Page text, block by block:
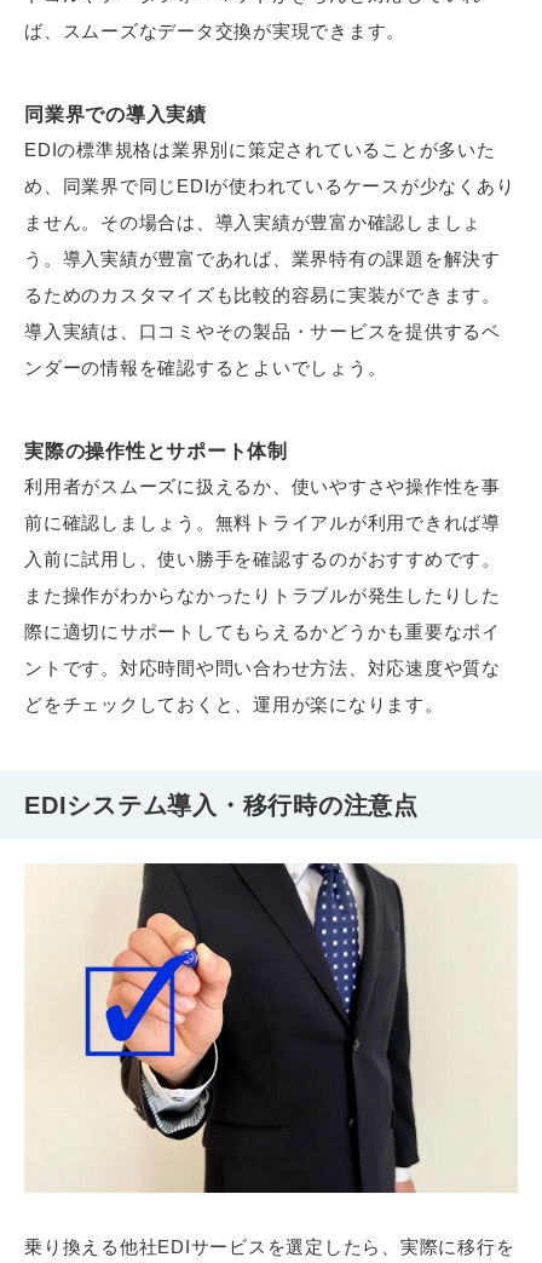
ば、スムーズなデータ交換が実現できます。
同業界での導入実績
EDIの標準規格は業界別に策定されていることが多いた
め、同業界で同じEDIが使われているケースが少なくあり
ません。その場合は、導入実績が豊富か確認しましょ
う。導入実績が豊富であれば、業界特有の課題を解決す
るためのカスタマイズも比較的容易に実装ができます。
導入実績は、口コミやその製品・サービスを提供するベ
ンダーの情報を確認するとよいでしょう。
実際の操作性とサポート体制
利用者がスムーズに扱えるか、使いやすさや操作性を事
前に確認しましょう。無料トライアルが利用できれば導
入前に試用し、使い勝手を確認するのがおすすめです。
また操作がわからなかったりトラブルが発生したりした
際に適切にサポートしてもらえるかどうかも重要なポイ
ントです。対応時間や問い合わせ方法、対応速度や質な
どをチェックしておくと、運用が楽になります。
EDIシステム導入・移行時の注意点
乗り換える他社EDIサービスを選定したら、実際に移行を